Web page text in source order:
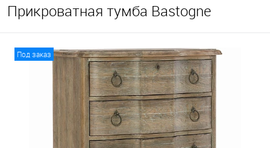
Прикроватная тумба Bastogne
Под заказ